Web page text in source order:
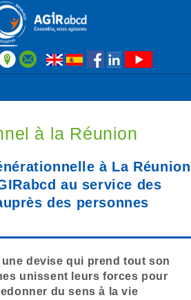
à la Réunion
à La Réunion
au service des
des personnes
une devise qui prend tout son
unissent leurs forces pour
du sens à la vie